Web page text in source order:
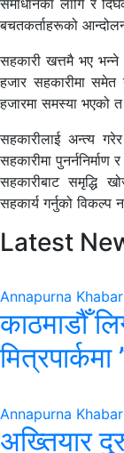
समाधानका लागि र
बचतकर्ताहरूको
सहकारी खत्तमै भए
हजार सहकारीमा
हजारमा समस्या भएको
सहकारीलाई अन्त्य
सहकारीमा
सहकारीबाट समृद्धि
सहकार्य गर्नुको विकल्प
Latest
Annapurna Khabar
काठमाडौँ
Annapurna Khabar
अख्तियार